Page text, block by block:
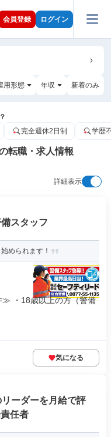
会員登録 ログイン
用形態 年収 新着のみ
完全週休2日制 学歴
転職・求人情報
詳細表示
スタッフ
められます！
・18歳以上の方（警備
気になる
ーダーを月給で評
任者